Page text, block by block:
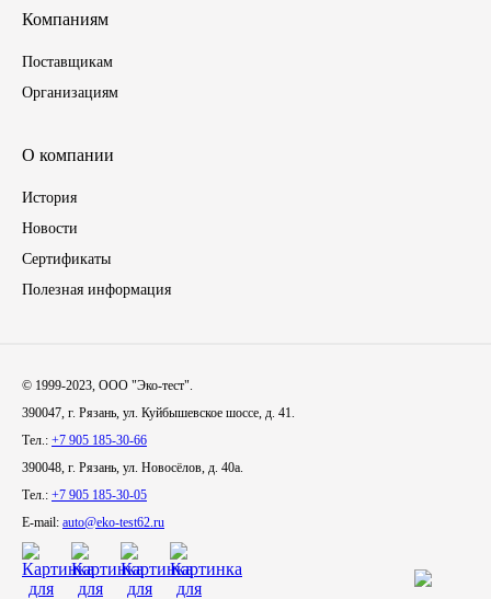
ПАЗ, КАВЗ
Иномарки
КРАЗ
ММЗ
Спецтехника
УАЗ
УРАЛ
Фильтры
Компаниям
Поставщикам
Организациям
О компании
История
Новости
Сертификаты
Полезная информация
© 1999-2023, ООО "Эко-тест".
390047, г. Рязань, ул. Куйбышевское шоссе, д. 41.
Тел.: +7 905 185-30-66
390048, г. Рязань, ул. Новосёлов, д. 40а.
Тел.: +7 905 185-30-05
E-mail: auto@eko-test62.ru